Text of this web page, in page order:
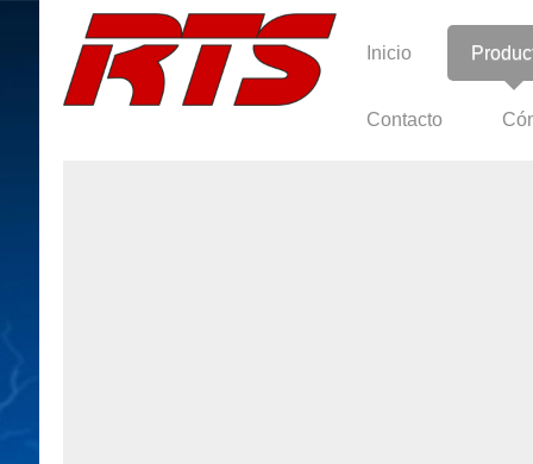
Inicio
Contacto